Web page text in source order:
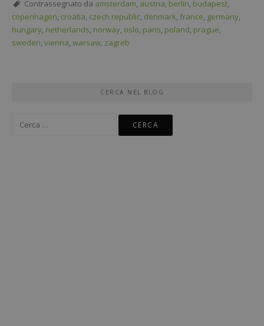
Contrassegnato da amsterdam, austria, berlin, budapest,
copenhagen, croatia, czech republic, denmark, france, germany,
hungary, netherlands, norway, oslo, paris, poland, prague,
sweden, vienna, warsaw, zagreb
CERCA NEL BLOG